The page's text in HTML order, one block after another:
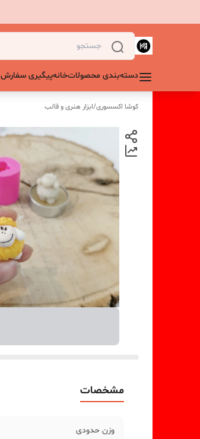
دسته‌بندی محصولاتخانهپیگیری سفارش
کوشا اکسسوری/ابزار هنری و قالب
مشخصات
وزن حدودی